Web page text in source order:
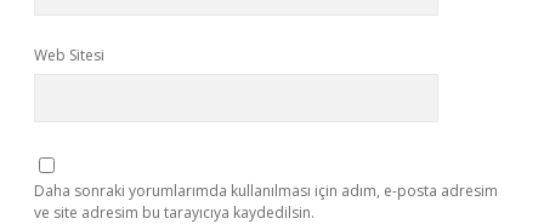
Web Sitesi
Daha sonraki yorumlarımda kullanılması için adım, e-posta adresim
ve site adresim bu tarayıcıya kaydedilsin.